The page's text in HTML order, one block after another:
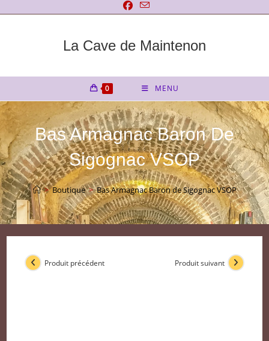
La Cave de Maintenon
0 MENU
Bas Armagnac Baron De
Sigognac VSOP
> Boutique > Bas Armagnac Baron de Sigognac VSOP
Produit précédent Produit suivant